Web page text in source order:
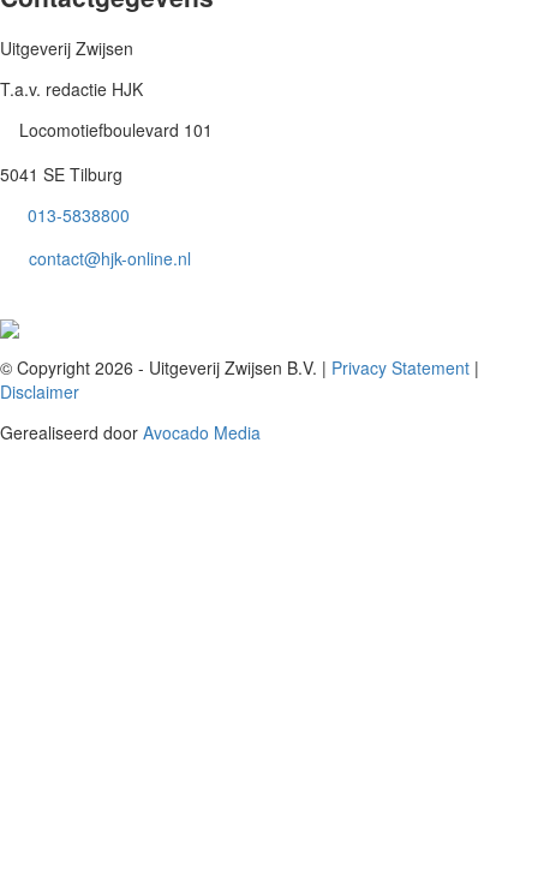
Uitgeverij Zwijsen
T.a.v. redactie HJK
Locomotiefboulevard 101
5041 SE Tilburg
013-5838800
contact@hjk-online.nl
© Copyright 2026 - Uitgeverij Zwijsen B.V. | Privacy Statement |
Disclaimer
Gerealiseerd door Avocado Media